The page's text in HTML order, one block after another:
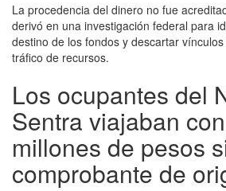
La procedencia del dinero no fue
derivó en una investigación federal para
destino de los fondos y descartar
tráfico de recursos.
Los ocupantes del
Sentra viajaban
millones de pesos
comprobante de